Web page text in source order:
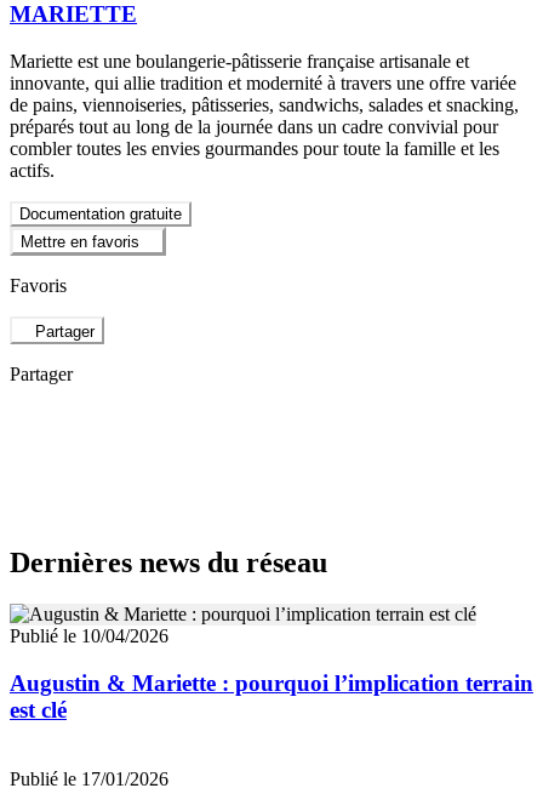
MARIETTE
Mariette est une boulangerie-pâtisserie française artisanale et
innovante, qui allie tradition et modernité à travers une offre variée
de pains, viennoiseries, pâtisseries, sandwichs, salades et snacking,
préparés tout au long de la journée dans un cadre convivial pour
combler toutes les envies gourmandes pour toute la famille et les
actifs.
Documentation gratuite
Mettre en favoris
Favoris
Partager
Partager
Dernières news du réseau
Publié le 10/04/2026
Augustin & Mariette : pourquoi l’implication terrain
est clé
Publié le 17/01/2026